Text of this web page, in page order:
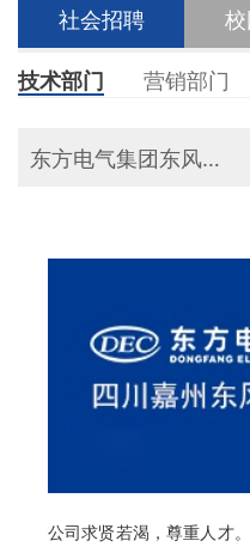
社会招聘
技术部门 营销部门
东方电气集团东风电机有限公司招聘公告
公司求贤若渴，尊重人才